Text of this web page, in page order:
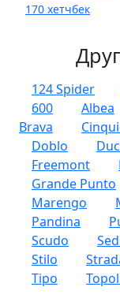
170 хетчбек
124 Spider
600
Albea
Brava
Doblo
Freemont
Grande Punto
Marengo
Pandina
Scudo
Stilo
Tipo